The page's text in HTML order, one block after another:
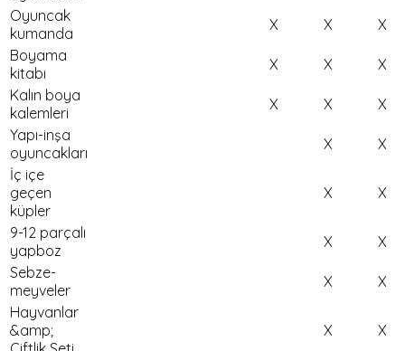
Oyuncak
kumanda
X X
X
Boyama
kitabı
X X
X
Kalın boya
kalemleri
X X
X
Yapı-inşa
oyuncakları
X
X
İç içe
geçen
küpler
X X
9-12 parçalı
yapboz
X
X
Sebze-
meyveler
X
X
Hayvanlar
&amp;
X X